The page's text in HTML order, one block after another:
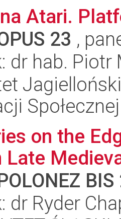
Atari.
23 ,
dr hab. Piotr
Społecznej
on the
Late
BIS
dr Ryder